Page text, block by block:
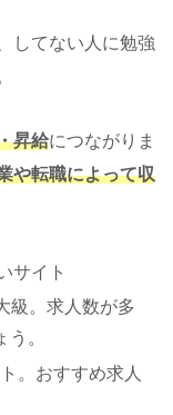
してない人に勉強
昇給につながりま
や転職によって収
サイト
級。求人数が多
。
。おすすめ求人